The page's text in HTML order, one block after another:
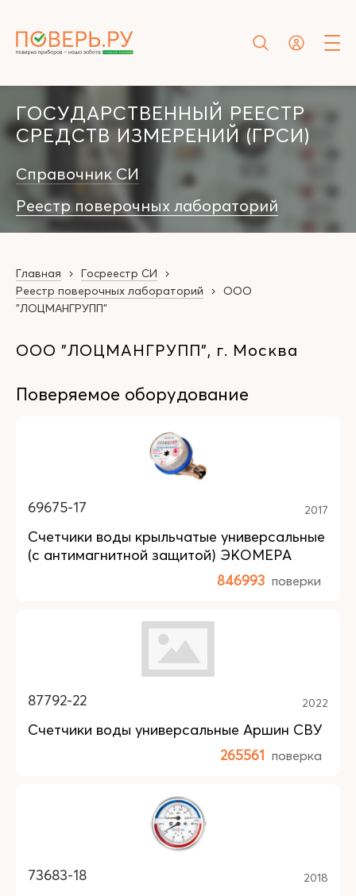
ГОСУДАРСТВЕННЫЙ РЕЕСТР
СРЕДСТВ ИЗМЕРЕНИЙ (ГРСИ)
Справочник СИ
Реестр поверочных лабораторий
Главная
Госреестр СИ
Реестр поверочных лабораторий
ООО
"ЛОЦМАНГРУПП"
ООО "ЛОЦМАНГРУПП", г. Москва
Поверяемое оборудование
69675-17 2017
Счетчики воды крыльчатые универсальные
(с антимагнитной защитой) ЭКОМЕРА
846993 поверки
87792-22 2022
Счетчики воды универсальные Аршин СВУ
265561 поверка
73683-18 2018